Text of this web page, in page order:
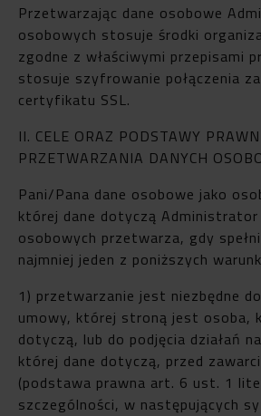
Przetwarzając dane osobowe
osobowych stosuje środki
zgodne z właściwymi przepisami
stosuje szyfrowanie połączenia
certyfikatu SSL.
II. CELE ORAZ PODSTAWY
PRZETWARZANIA DANYCH
Pani/Pana dane osobowe jako
której dane dotyczą Administrator
osobowych przetwarza, gdy
najmniej jeden z poniższych
1) przetwarzanie jest niezbędne
umowy, której stroną jest osoba,
dotyczą, lub do podjęcia działań
której dane dotyczą, przed
(podstawa prawna art. 6 ust. 1
szczególności, w następujących